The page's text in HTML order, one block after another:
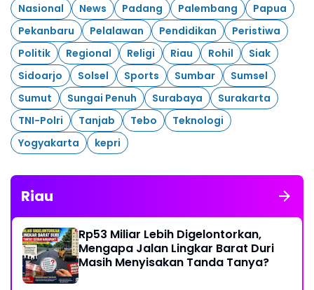
Nasional
News Padang Palembang
Papua
Pekanbaru
Pelalawan Pendidikan
Peristiwa
Politik
Regional Religi Riau Rohil
Siak
Sidoarjo
Solsel Sports Sumbar
Sumsel
Sumut
Sungai Penuh Surabaya
Surakarta
TNI-Polri
Tanjab Tebo
Teknologi
Yogyakarta
kepri
Riau
Rp53 Miliar Lebih Digelontorkan,
Mengapa Jalan Lingkar Barat Duri
Masih Menyisakan Tanda Tanya?